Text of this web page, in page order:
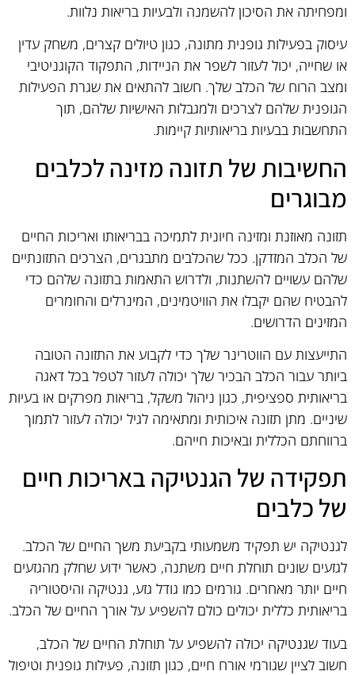
ומפחיתה את הסיכון להשמנה ולבעיות בריאות נלוות.
עיסוק בפעילות גופנית מתונה, כגון טיולים קצרים, משחק עדין
או שחייה, יכול לעזור לשפר את הניידות, התפקוד הקוגניטיבי
ומצב הרוח של הכלב שלך. חשוב להתאים את שגרת הפעילות
הגופנית שלהם לצרכים ולמגבלות האישיות שלהם, תוך
התחשבות בבעיות בריאותיות קיימות.
החשיבות של תזונה מזינה לכלבים
מבוגרים
תזונה מאוזנת ומזינה חיונית לתמיכה בבריאותו ואריכות החיים
של הכלב המזדקן. ככל שהכלבים מתבגרים, הצרכים התזונתיים
שלהם עשויים להשתנות, ולדרוש התאמות בתזונה שלהם כדי
להבטיח שהם יקבלו את הוויטמינים, המינרלים והחומרים
המזינים הדרושים.
התייעצות עם הווטרינר שלך כדי לקבוע את התזונה הטובה
ביותר עבור הכלב הבכיר שלך יכולה לעזור לטפל בכל דאגה
בריאותית ספציפית, כגון ניהול משקל, בריאות מפרקים או בעיות
שיניים. מתן תזונה איכותית ומתאימה לגיל יכולה לעזור לתמוך
ברווחתם הכללית ובאיכות חייהם.
תפקידה של הגנטיקה באריכות חיים
של כלבים
לגנטיקה יש תפקיד משמעותי בקביעת משך החיים של הכלב.
לגזעים שונים תוחלת חיים משתנה, כאשר ידוע שחלק מהגזעים
חיים יותר מאחרים. גורמים כמו גודל גזע, גנטיקה והיסטוריה
בריאותית כללית יכולים כולם להשפיע על אורך החיים של הכלב.
בעוד שגנטיקה יכולה להשפיע על תוחלת החיים של הכלב,
חשוב לציין שגורמי אורח חיים, כגון תזונה, פעילות גופנית וטיפול